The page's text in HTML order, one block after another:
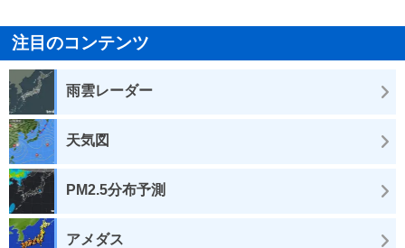
注目のコンテンツ
雨雲レーダー
天気図
PM2.5分布予測
アメダス